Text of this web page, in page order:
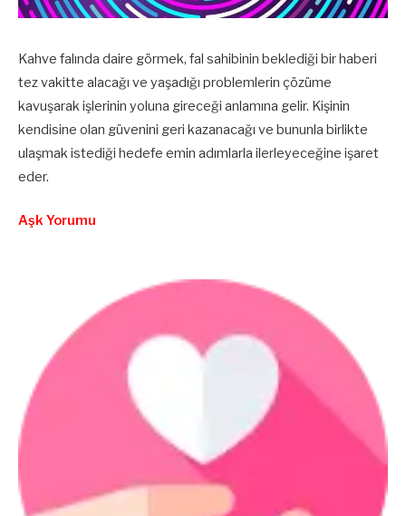
Kahve falında daire görmek, fal sahibinin beklediği bir haberi
tez vakitte alacağı ve yaşadığı problemlerin çözüme
kavuşarak işlerinin yoluna gireceği anlamına gelir. Kişinin
kendisine olan güvenini geri kazanacağı ve bununla birlikte
ulaşmak istediği hedefe emin adımlarla ilerleyeceğine işaret
eder.
Aşk Yorumu